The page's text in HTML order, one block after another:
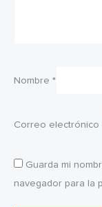
Nombre *
Correo electrónico
Guarda mi
navegador para la